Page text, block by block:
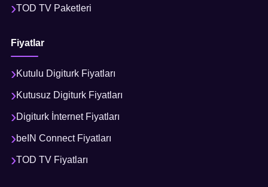
TOD TV Paketleri
Fiyatlar
Kutulu Digiturk Fiyatları
Kutusuz Digiturk Fiyatları
Digiturk İnternet Fiyatları
beIN Connect Fiyatları
TOD TV Fiyatları